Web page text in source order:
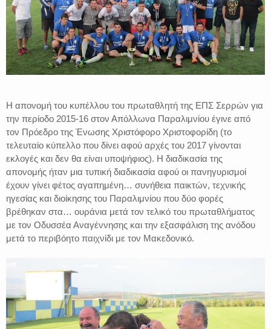
Η απονομή του κυπέλλου του πρωταθλητή της ΕΠΣ Σερρών για
την περίοδο 2015-16 στον Απόλλωνα Παραλιμνίου έγινε από
τον Πρόεδρο της Ένωσης Χριστόφορο Χριστοφορίδη (το
τελευταίο κύπελλο που δίνει αφού αρχές του 2017 γίνονται
εκλογές και δεν θα είναι υποψήφιος). Η διαδικασία της
απονομής ήταν μια τυπική διαδικασία αφού οι πανηγυρισμοί
έχουν γίνει φέτος αγαπημένη… συνήθεια παικτών, τεχνικής
ηγεσίας και διοίκησης του Παραλιμνίου που δύο φορές
βρέθηκαν στα… ουράνια μετά τον τελικό του πρωταθλήματος
με τον Οδυσσέα Αναγέννησης και την εξασφάλιση της ανόδου
μετά το περιβόητο παιχνίδι με τον Μακεδονικό.